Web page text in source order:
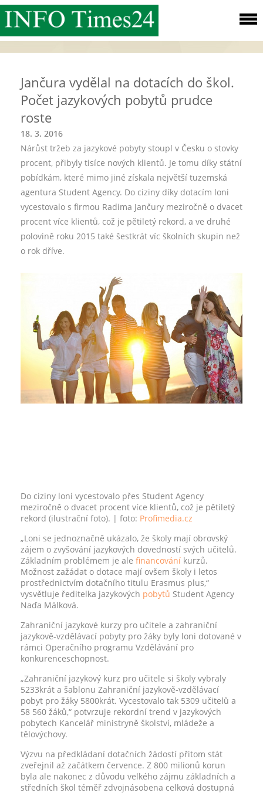
Jančura vydělal na dotacích do škol.
Počet jazykových pobytů prudce
roste
18. 3. 2016
Nárůst tržeb za jazykové pobyty stoupl v Česku o stovky
procent, přibyly tisíce nových klientů. Je tomu díky státní
pobídkám, které mimo jiné získala největší tuzemská
agentura Student Agency. Do ciziny díky dotacím loni
vycestovalo s firmou Radima Jančury meziročně o dvacet
procent více klientů, což je pětiletý rekord, a ve druhé
polovině roku 2015 také šestkrát víc školních skupin než
o rok dříve.
Do ciziny loni vycestovalo přes Student Agency
meziročně o dvacet procent více klientů, což je pětiletý
rekord (ilustrační foto). | foto: Profimedia.cz
„Loni se jednoznačně ukázalo, že školy mají obrovský
zájem o zvyšování jazykových dovedností svých učitelů.
Základním problémem je ale financování kurzů.
Možnost zažádat o dotace mají ovšem školy i letos
prostřednictvím dotačního titulu Erasmus plus,“
vysvětluje ředitelka jazykových pobytů Student Agency
Naďa Málková.
Zahraniční jazykové kurzy pro učitele a zahraniční
jazykově-vzdělávací pobyty pro žáky byly loni dotované v
rámci Operačního programu Vzdělávání pro
konkurenceschopnost.
„Zahraniční jazykový kurz pro učitele si školy vybraly
5233krát a šablonu Zahraniční jazykově-vzdělávací
pobyt pro žáky 5800krát. Vycestovalo tak 5309 učitelů a
58 560 žáků,“ potvrzuje rekordní trend v jazykových
pobytech Kancelář ministryně školství, mládeže a
tělovýchovy.
Výzvu na předkládaní dotačních žádostí přitom stát
zveřejnil až začátkem července. Z 800 milionů korun
byla ale nakonec z důvodu velkého zájmu základních a
středních škol téměř zdvojnásobena celková dostupná